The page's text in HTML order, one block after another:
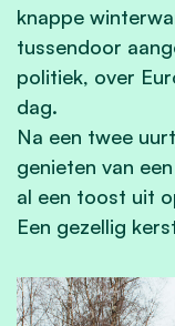
knappe
tussendoor
politiek, over
dag.
Na een twee
genieten van
al een toost uit
Een gezellig